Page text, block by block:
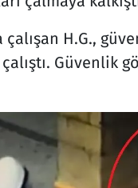
H.G.,
Güvenlik